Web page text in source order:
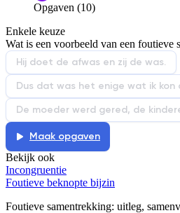
Informatie is onjuist
De docent is te langdradig
De uitleg gaat te langzaam
Afspelen werkte niet
Iets
Opgaven (10)
Enkele keuze
Wat is een voorbeeld van een foutieve
Hij doet de afwas en zij de was.
Dus dat was het enige wat ik kon
De moeder werd gered, de
Maak opgaven
Bekijk ook
Incongruentie
Foutieve beknopte bijzin
Foutieve samentrekking: uitleg,